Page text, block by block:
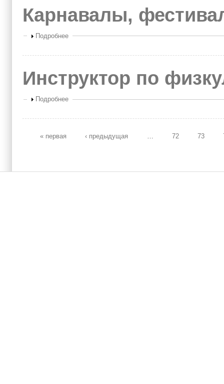
Карнавалы,
Показать
Подробнее
Инструктор по
Показать
Подробнее
Страницы
« первая ‹ предыдущая 72 73